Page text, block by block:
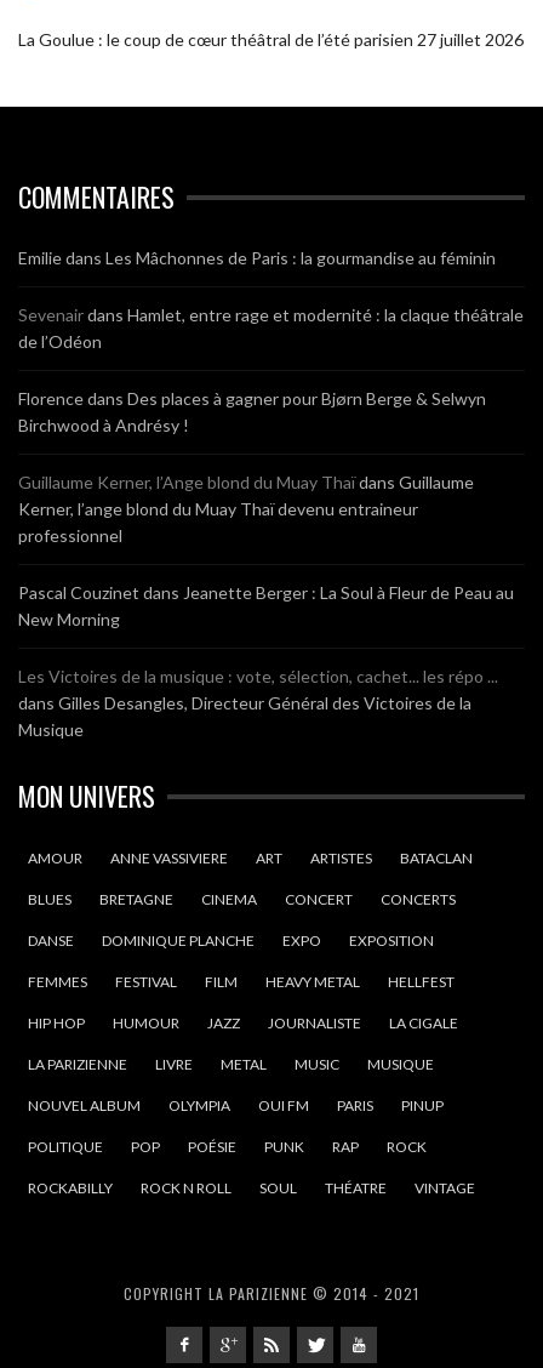
La Goulue : le coup de cœur théâtral de l’été parisien 27 juillet 2026
COMMENTAIRES
Emiliedans Les Mâchonnes de Paris : la gourmandise au féminin
Sevenairdans Hamlet, entre rage et modernité : la claque théâtrale
de l’Odéon
Florencedans Des places à gagner pour Bjørn Berge & Selwyn
Birchwood à Andrésy !
Guillaume Kerner, l’Ange blond du Muay Thaïdans Guillaume
Kerner, l’ange blond du Muay Thaï devenu entraineur
professionnel
Pascal Couzinet dans Jeanette Berger : La Soul à Fleur de Peau au
New Morning
Les Victoires de la musique : vote, sélection, cachet... les répo ...
dans Gilles Desangles, Directeur Général des Victoires de la
Musique
MON UNIVERS
AMOUR ANNE VASSIVIERE ART ARTISTES BATACLAN
BLUES BRETAGNE CINEMA CONCERT CONCERTS
DANSE DOMINIQUE PLANCHE EXPO EXPOSITION
FEMMES FESTIVAL FILM HEAVY METAL HELLFEST
HIP HOP HUMOUR JAZZ JOURNALISTE LA CIGALE
LA PARIZIENNE LIVRE METAL MUSIC MUSIQUE
NOUVEL ALBUM OLYMPIA OUI FM PARIS PINUP
POLITIQUE POP POÉSIE PUNK RAP ROCK
ROCKABILLY ROCK N ROLL SOUL THÉATRE VINTAGE
COPYRIGHT LA PARIZIENNE © 2014 - 2021